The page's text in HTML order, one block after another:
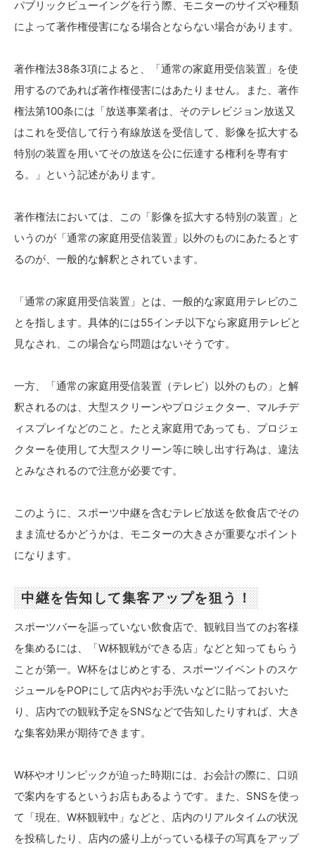
パブリックビューイングを行う際、モニターのサイズや種類
によって著作権侵害になる場合とならない場合があります。
著作権法38条3項によると、「通常の家庭用受信装置」を使
用するのであれば著作権侵害にはあたりません。また、著作
権法第100条には「放送事業者は、そのテレビジョン放送又
はこれを受信して行う有線放送を受信して、影像を拡大する
特別の装置を用いてその放送を公に伝達する権利を専有す
る。」という記述があります。
著作権法においては、この「影像を拡大する特別の装置」と
いうのが「通常の家庭用受信装置」以外のものにあたるとす
るのが、一般的な解釈とされています。
「通常の家庭用受信装置」とは、一般的な家庭用テレビのこ
とを指します。具体的には55インチ以下なら家庭用テレビと
見なされ、この場合なら問題はないそうです。
一方、「通常の家庭用受信装置（テレビ）以外のもの」と解
釈されるのは、大型スクリーンやプロジェクター、マルチデ
ィスプレイなどのこと。たとえ家庭用であっても、プロジェ
クターを使用して大型スクリーン等に映し出す行為は、違法
とみなされるので注意が必要です。
このように、スポーツ中継を含むテレビ放送を飲食店でその
まま流せるかどうかは、モニターの大きさが重要なポイント
になります。
中継を告知して集客アップを狙う！
スポーツバーを謳っていない飲食店で、観戦目当てのお客様
を集めるには、「W杯観戦ができる店」などと知ってもらう
ことが第一。W杯をはじめとする、スポーツイベントのスケ
ジュールをPOPにして店内やお手洗いなどに貼っておいた
り、店内での観戦予定をSNSなどで告知したりすれば、大き
な集客効果が期待できます。
W杯やオリンピックが迫った時期には、お会計の際に、口頭
で案内をするというお店もあるようです。また、SNSを使っ
て「現在、W杯観戦中」などと、店内のリアルタイムの状況
を投稿したり、店内の盛り上がっている様子の写真をアップ